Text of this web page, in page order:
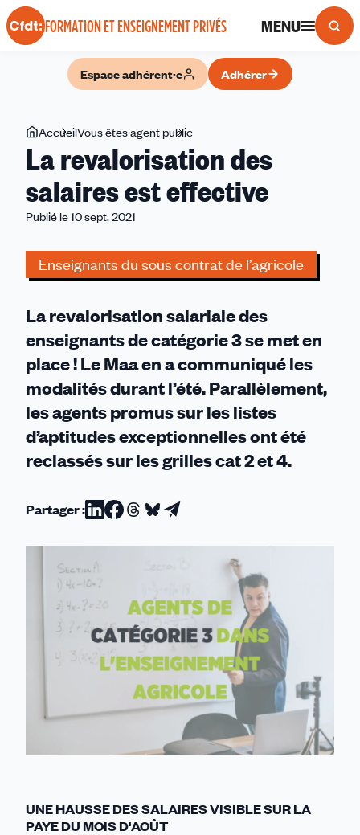
Panneau de gestion des cookies
FORMATION ET ENSEIGNEMENT PRIVÉS MENU
Espace adhérent·e Adhérer
Vous
êtes
ici
AccueilVous êtes agent public
revalorisation
des
salaires
La revalorisation des
salaires est effective
Publié le 10 sept. 2021
Enseignants du sous contrat de l’agricole
La revalorisation salariale des
enseignants de catégorie 3 se met en
place ! Le Maa en a communiqué les
modalités durant l’été. Parallèlement,
les agents promus sur les listes
d’aptitudes exceptionnelles ont été
reclassés sur les grilles cat 2 et 4.
Partager :Partager
sur
Linkedin
Partager
sur
Facebook
Partager
sur
Threads
Partager
sur
Bluesky
Partager
par
UNE HAUSSE DES SALAIRES VISIBLE SUR LA
PAYE DU MOIS D'AOÛT